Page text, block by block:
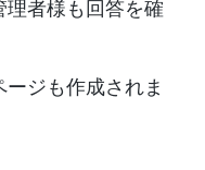
理者様も回答を確
ジも作成されま